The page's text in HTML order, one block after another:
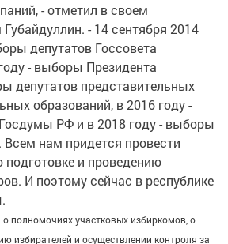
- отметил в своем
- 14 сентября 2014
депутатов Госсовета
- выборы Президента
депутатов представительных
образований, в 2016 году -
РФ и в 2018 году - выборы
Всем нам придется провести
и проведению
И поэтому сейчас в республике
полномочиях участковых избиркомов, о
избирателей и осуществлении контроля за